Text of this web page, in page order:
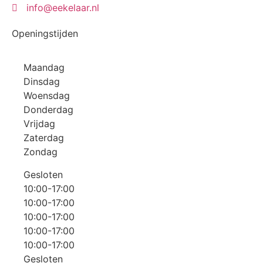
info@eekelaar.nl
Openingstijden
Maandag
Dinsdag
Woensdag
Donderdag
Vrijdag
Zaterdag
Zondag
Gesloten
10:00-17:00
10:00-17:00
10:00-17:00
10:00-17:00
10:00-17:00
Gesloten